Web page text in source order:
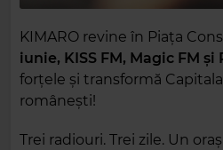
KIMARO revine în Piața
iunie, KISS FM, Magic FM și
forțele și transformă
românești!
Trei radiouri. Trei zile. Un